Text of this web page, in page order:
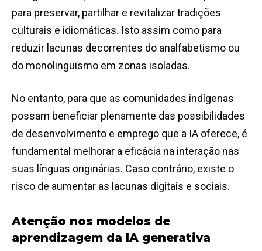
para preservar, partilhar e revitalizar tradições
culturais e idiomáticas. Isto assim como para
reduzir lacunas decorrentes do analfabetismo ou
do monolinguismo em zonas isoladas.
No entanto, para que as comunidades indígenas
possam beneficiar plenamente das possibilidades
de desenvolvimento e emprego que a IA oferece, é
fundamental melhorar a eficácia na interação nas
suas línguas originárias. Caso contrário, existe o
risco de aumentar as lacunas digitais e sociais.
Atenção nos modelos de
aprendizagem da IA generativa